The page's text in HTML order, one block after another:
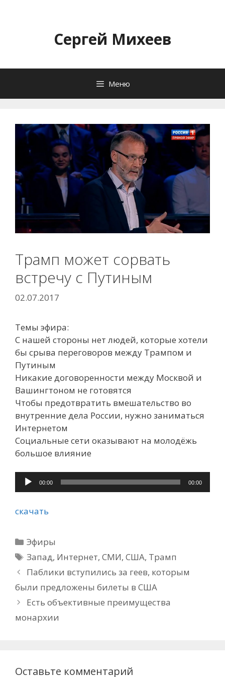
содержимомуСергей Михеев
Меню
Трамп может сорвать
встречу с Путиным
02.07.2017
Темы эфира:
С нашей стороны нет людей, которые хотели
бы срыва переговоров между Трампом и
Путиным
Никакие договоренности между Москвой и
Вашингтоном не готовятся
Чтобы предотвратить вмешательство во
внутренние дела России, нужно заниматься
Интернетом
Социальные сети оказывают на молодёжь
большое влияние
Аудиоплеер
00:00 00:00
скачать
Рубрики
Эфиры
Метки
Запад, Интернет,СМИ,США, Трамп
Паблики вступились за геев, которым
были предложены билеты в США
Есть объективные преимущества
монархии
Оставьте комментарий